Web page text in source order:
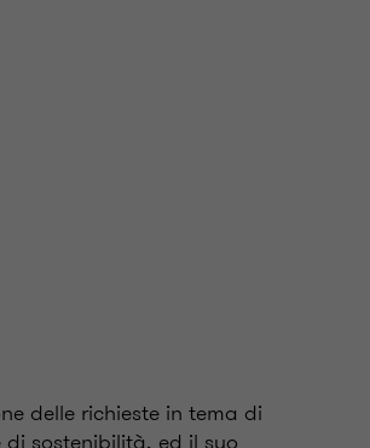
delle richieste in tema di
sostenibilità, ed il suo